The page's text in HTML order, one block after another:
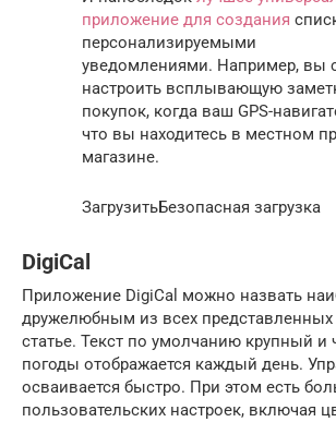
приложение для создания
персонализируемыми
уведомлениями. Например, вы
настроить всплывающую
покупок, когда ваш GPS-
что вы находитесь в местном
магазине.
ЗагрузитьБезопасная загрузка
DigiCal
Приложение DigiCal можно назвать
дружелюбным из всех
статье. Текст по умолчанию крупный и
погоды отображается каждый день.
осваивается быстро. При этом есть
пользовательских настроек, включая